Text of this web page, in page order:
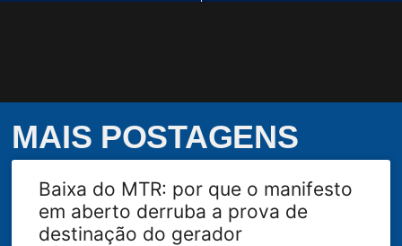
MAIS POSTAGENS
Baixa do MTR: por que o manifesto
em aberto derruba a prova de
destinação do gerador